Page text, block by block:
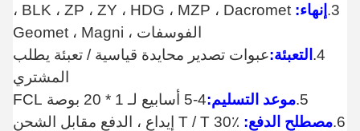
3. إنهاء:
BLK ، ZP ، ZY ، HDG ، MZP ، Dacromet ،
الفوسفات ، Geomet ، Magni
4. التعبئة:عبوات تصدير محايدة قياسية / تعبئة يطلب
المشتري
5. موعد التسليم:4-5 أسابيع لـ 1 * 20 بوصة FCL
6. مصطلح الدفع:
T / T 30٪ إيداع ، الدفع مقابل الشحن